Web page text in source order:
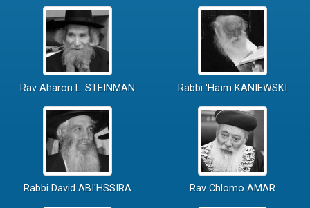
Rav Aharon L. STEINMAN Rabbi 'Haïm KANIEWSKI
Rabbi David ABI'HSSIRA Rav Chlomo AMAR